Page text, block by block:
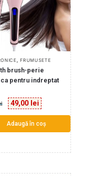
,FRUMUSETE
brush-perie
pentru indreptat
49,00 lei
Adaugă în coș